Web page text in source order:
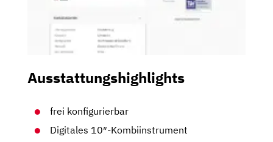
Ausstattungshighlights
frei konfigurierbar
Digitales 10″-Kombiinstrument